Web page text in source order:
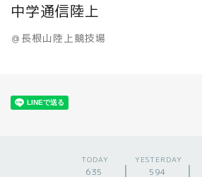
中学通信陸上
＠長根山陸上競技場
TODAY
635
YESTERDAY
594